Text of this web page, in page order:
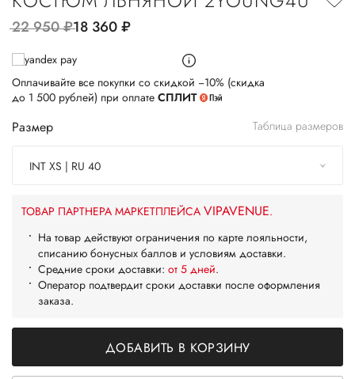
22 950руб.18 360руб.
Оплачивайте все покупки со скидкой −10% (скидка
до 1 500 рублей) при оплате СПЛИТ
Размер Таблица размеров
INT XS | RU 40
ТОВАР ПАРТНЕРА МАРКЕТПЛЕЙСА VIPAVENUE.
На товар действуют ограничения по карте лояльности,
списанию бонусных баллов и условиям доставки.
Средние сроки доставки: от 5 дней.
Оператор подтвердит сроки доставки после оформления
заказа.
ДОБАВИТЬ В КОРЗИНУ